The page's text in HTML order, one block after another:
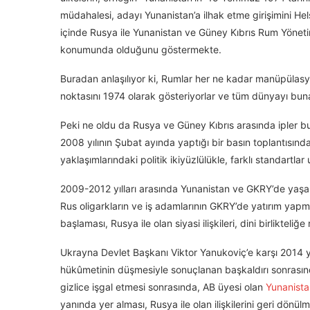
müdahalesi, adayı Yunanistan’a ilhak etme girişimini
içinde Rusya ile Yunanistan ve Güney Kıbrıs Rum
konumunda olduğunu göstermekte.
Buradan anlaşılıyor ki, Rumlar her ne kadar
noktasını 1974 olarak gösteriyorlar ve tüm dünyayı
Peki ne oldu da Rusya ve Güney Kıbrıs arasında ipler
2008 yılının Şubat ayında yaptığı bir basın
yaklaşımlarındaki politik ikiyüzlülükle, farklı
2009-2012 yılları arasında Yunanistan ve GKRY’de
Rus oligarkların ve iş adamlarının GKRY’de yatırım
başlaması, Rusya ile olan siyasi ilişkileri, dini
Ukrayna Devlet Başkanı Viktor Yanukoviç’e karşı
hükûmetinin düşmesiyle sonuçlanan başkaldırı
gizlice işgal etmesi sonrasında, AB üyesi olan
yanında yer alması, Rusya ile olan ilişkilerini geri